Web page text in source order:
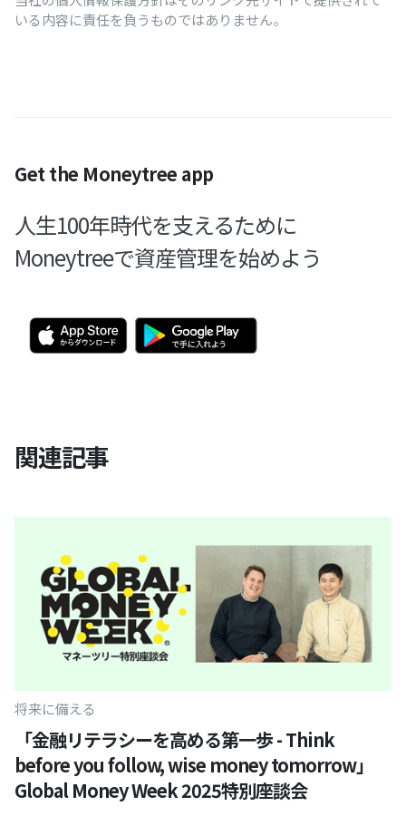
いる内容に責任を負うものではありません。
Get the Moneytree app
人生100年時代を支えるために
Moneytreeで資産管理を始めよう
関連記事
将来に備える
「金融リテラシーを高める第一歩 - Think
before you follow, wise money tomorrow」
Global Money Week 2025特別座談会